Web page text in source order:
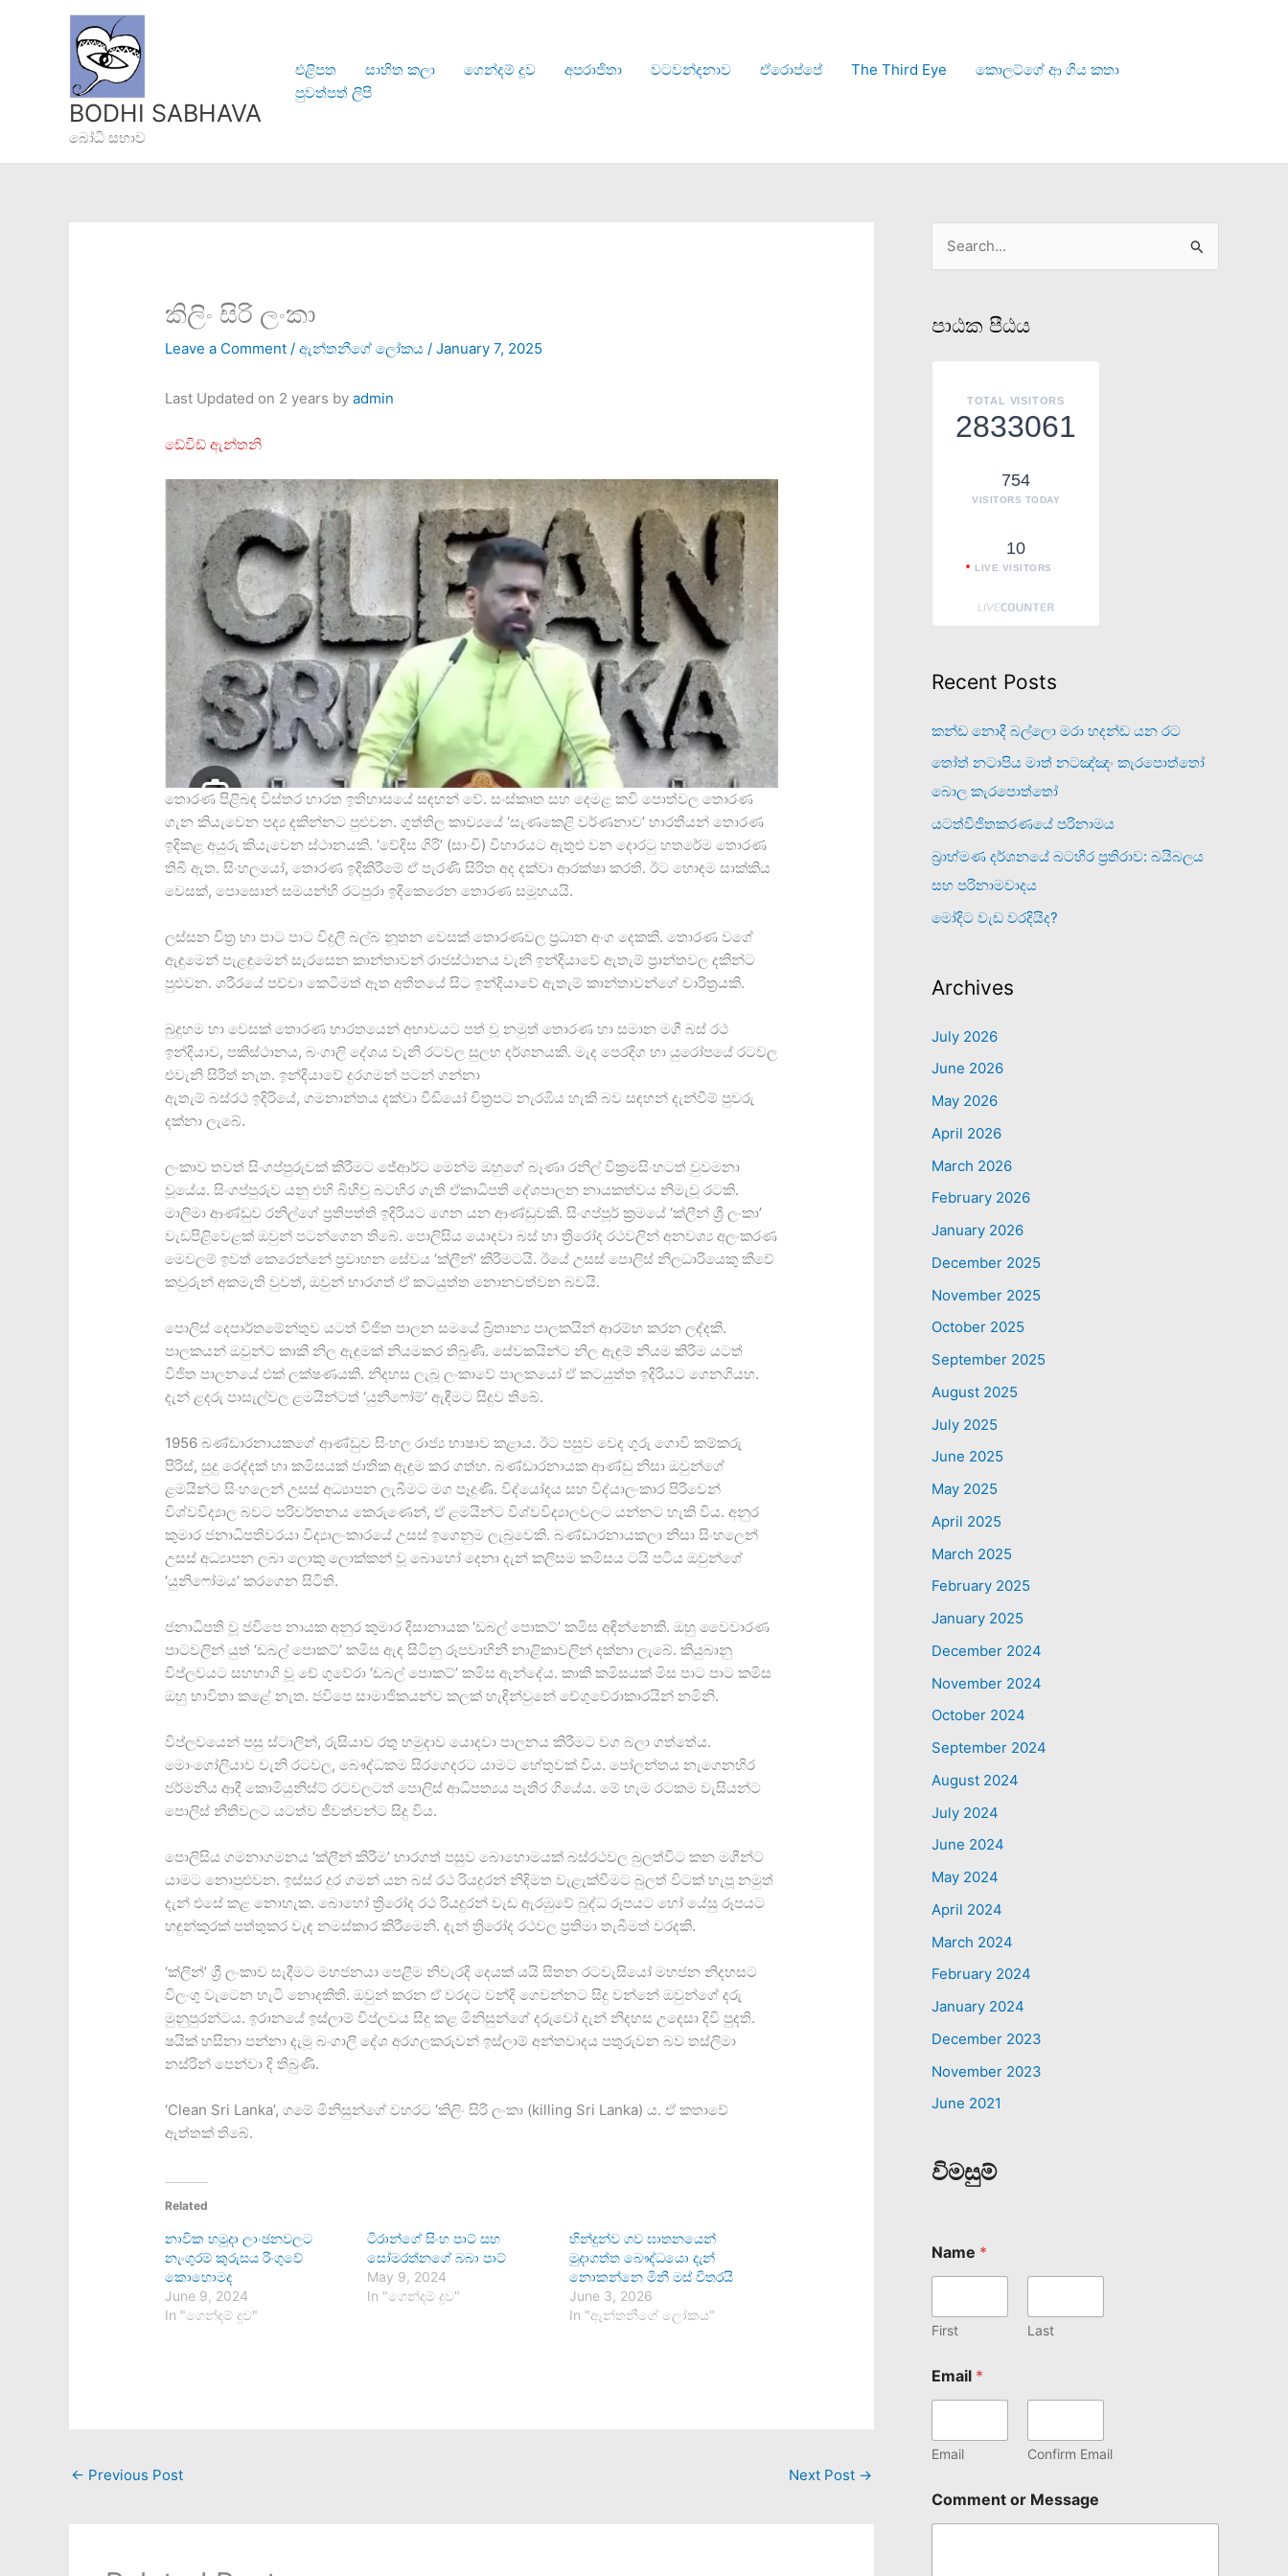
BODHI SABHAVA
බෝධි සභාව
එළිපත සාහිත කලා ගෙන්දම් දූව අපරාජිතා වටවන්දනාව ඒරොප්පේ The Third Eye
කොලට්ගේ ආ ගිය කතා
පුවත්පත් ලිපි
කිලිං සිරි ලංකා
Leave a Comment /ඇන්තනීගේ ලෝකය /January 7, 2025
Last Updated on 2 years byadmin
ඩේවිඩ් ඇන්තනි
තොරණ පිළිබඳ විස්තර භාරත ඉතිහාසයේ සඳහන් වේ. සංස්කෘත සහ දෙමළ කවි පොත්වල තොරණ
ගැන කියැවෙන පද්‍ය දකින්නට පුළුවන. ගුත්තිල කාව්‍යයේ ‘සැණකෙළි වර්ණනාව’ භාරතීයන් තොරණ
ඉදිකළ අයුරු කියැවෙන ස්ථානයකි. ‘වේදිස ගිරි’ (සාංචි) විහාරයට ඇතුළු වන දොරටු හතරේම තොරණ
තිබී ඇත. සිංහලයෝ, තොරණ ඉදිකිරීමේ ඒ පැරණි සිරිත අද දක්වා ආරක්ෂා කරති. ඊට හොඳම සාක්කිය
වෙසක්, පොසොන් සමයන්හි රටපුරා ඉදිකෙරෙන තොරණ සමූහයයි.
ලස්සන චිත්‍ර හා පාට පාට විදුලි බල්බ නූතන වෙසක් තොරණවල ප්‍රධාන අංග දෙකකි. තොරණ වගේ
ඇඳුමෙන් පැළඳුමෙන් සැරසෙන කාන්තාවන් රාජස්ථානය වැනි ඉන්දියාවේ ඇතැම් ප්‍රාන්තවල දකින්ට
පුළුවන. ශරීරයේ පච්චා කෙටීමත් ඈත අතීතයේ සිට ඉන්දියාවේ ඇතැම් කාන්තාවන්ගේ චාරිත්‍රයකි.
බුදුහම හා වෙසක් තොරණ භාරතයෙන් අභාවයට පත් වූ නමුත් තොරණ හා සමාන මගී බස් රථ
ඉන්දියාව, පකිස්ථානය, බංගාලි දේශය වැනි රටවල සුලභ දර්ශනයකි. මැද පෙරදිග හා යුරෝපයේ රටවල
එවැනි සිරිත් නැත. ඉන්දියාවේ දුරගමන් පටන් ගන්නා
ඇතැම් බස්රථ ඉදිරියේ, ගමනාන්තය දක්වා වීඩියෝ චිත්‍රපට නැරඹිය හැකි බව සඳහන් දැන්වීම් පුවරු
දක්නා ලැබේ.
ලංකාව තවත් සිංගප්පුරුවක් කිරීමට ජේආර්ට මෙන්ම ඔහුගේ බෑණා රනිල් වික්‍රමසිංහටත් වුවමනා
වූයේය. සිංගප්පුරුව යනු එහි බිහිවු බටහිර ගැති ඒකාධිපති දේශපාලන නායකත්වය නිමැවූ රටකි.
මාලිමා ආණ්ඩුව රනිල්ගේ ප්‍රතිපත්ති ඉදිරියට ගෙන යන ආණ්ඩුවකි. සිංගප්පූර් ක්‍රමයේ ‘ක්ලීන් ශ්‍රී ලංකා’
වැඩපිළිවෙළක් ඔවුන් පටන්ගෙන තිබේ. පොලිසිය යොදවා බස් හා ත්‍රිරෝද රථවලින් අනවශ්‍ය අලංකරණ
මෙවලම් ඉවත් කෙරෙන්නේ ප්‍රවාහන සේවය ‘ක්ලීන්’ කිරීමටයි. ඊයේ උසස් පොලිස් නිලධාරියෙකු කීවේ
කවුරුන් අකමැති වුවත්, ඔවුන් භාරගත් ඒ කටයුත්ත නොනවත්වන බවයි.
පොලිස් දෙපාර්තමේන්තුව යටත් විජිත පාලන සමයේ බ්‍රිතාන්‍ය පාලකයින් ආරම්භ කරන ලද්දකි.
පාලකයන් ඔවුන්ට කාකි නිල ඇඳුමක් නියමකර තිබුණි. සේවකයින්ට නිල ඇඳුම් නියම කිරීම යටත්
විජිත පාලනයේ එක් ලක්ෂණයකි. නිදහස ලැබූ ලංකාවේ පාලකයෝ ඒ කටයුත්ත ඉදිරියට ගෙනගියහ.
දැන් ළදරු පාසැල්වල ළමයින්ටත් ‘යුනිෆෝම්’ ඇඳීමට සිදුව තිබේ.
1956 බණ්ඩාරනායකගේ ආණ්ඩුව සිංහල රාජ්‍ය භාෂාව කළාය. ඊට පසුව වෙද ගුරු ගොවි කම්කරු
පිරිස්, සුදු රෙද්දක් හා කමිසයක් ජාතික ඇඳුම කර ගත්හ. බණ්ඩාරනායක ආණ්ඩු නිසා ඔවුන්ගේ
ළමයින්ට සිංහලෙන් උසස් අධ්‍යාපන ලැබීමට මග පෑදුණි. විද්යෝදය සහ විද්යාලංකාර පිරිවෙන්
විශ්වවිද්‍යාල බවට පරිවර්තනය කෙරුණෙන්, ඒ ළමයින්ට විශ්වවිද්‍යාලවලට යන්නට හැකි විය. අනුර
කුමාර ජනාධිපතිවරයා විද්‍යාලංකාරයේ උසස් ඉගෙනුම ලැබුවෙකි. බණ්ඩාරනායකලා නිසා සිංහලෙන්
උසස් අධ්‍යාපන ලබා ලොකු ලොක්කන් වූ බොහෝ දෙනා දැන් කලිසම කමිසය ටයි පටිය ඔවුන්ගේ
‘යුනිෆෝමය’ කරගෙන සිටිති.
ජනාධිපති වූ ජවිපෙ නායක අනුර කුමාර දිසානායක ‘ඩබල් පොකට්’ කමිස අඳින්නෙකි. ඔහු වෛවාරණ
පාටවලින් යුත් ‘ඩබල් පොකට්’ කමිස ඇඳ සිටිනු රූපවාහිනී නාළිකාවලින් දක්නා ලැබේ. කියුබානු
විප්ලවයට සහභාගි වූ චේ ගුවේරා ‘ඩබල් පොකට්’ කමිස ඇන්දේය. කාකි කමිසයක් මිස පාට පාට කමිස
ඔහු භාවිතා කළේ නැත. ජවිපෙ සාමාජිකයන්ව කලක් හැඳින්වුනේ චේගුවේරාකාරයින් නමිනි.
විප්ලවයෙන් පසු ස්ටාලින්, රුසියාව රතු හමුදාව යොදවා පාලනය කිරීමට වග බලා ගත්තේය.
මොංගෝලියාව වැනි රටවල, බෞද්ධකම සිරගෙදරට යාමට හේතුවක් විය. පෝලන්තය නැගෙනහිර
ජර්මනිය ආදී කොමියුනිස්ට් රටවලටත් පොලිස් ආධිපත්‍යය පැතිර ගියේය. මේ හැම රටකම වැසියන්ට
පොලිස් නීතිවලට යටත්ව ජීවත්වන්ට සිදු විය.
පොලිසිය ගමනාගමනය ‘ක්ලීන් කිරීම’ භාරගත් පසුව බොහොමයක් බස්රථවල බුලත්විට කන මගීන්ට
යාමට නොපුළුවන. ඉස්සර දුර ගමන් යන බස් රථ රියදුරන් නිදිමත වැළැක්වීමට බුලත් විටක් හැපූ නමුත්
දැන් එසේ කළ නොහැක. බොහෝ ත්‍රිරෝද රථ රියදුරන් වැඩ ඇරඹුවේ බුද්ධ රූපයට හෝ යේසු රූපයට
හඳුන්කුරක් පත්තුකර වැඳ නමස්කාර කිරීමෙනි. දැන් ත්‍රිරෝද රථවල ප්‍රතිමා තැබීමත් වරදකි.
‘ක්ලීන්’ ශ්‍රී ලංකාව සැදීමට මහජනයා පෙළීම නිවැරදි දෙයක් යයි සිතන රටවැසියෝ මහජන නිදහසට
විලංගු වැටෙන හැටි නොදකිති. ඔවුන් කරන ඒ වරදට වන්දි ගෙවන්නට සිදු වන්නේ ඔවුන්ගේ දරු
මුනුපුරන්ටය. ඉරානයේ ඉස්ලාම් විප්ලවය සිදු කළ මිනිසුන්ගේ දරුවෝ දැන් නිදහස උදෙසා දිවි පුදති.
ෂයික් හසිනා පන්නා දැමූ බංගාලි දේශ අරගලකරුවන් ඉස්ලාම් අන්තවාදය පතුරුවන බව තස්ලිමා
නස්රින් පෙන්වා දි තිබුණි.
‘Clean Sri Lanka’, ගමේ මිනිසුන්ගේ වහරට ‘කිලිං සිරි ලංකා (killing Sri Lanka) ය. ඒ කතාවේ
ඇත්තක් තිබේ.
Related
නාවික හමුදා ලාංඡනවලට
නැංගුරම් කුරුසය රිංගුවේ
කොහොමද
June 9, 2024
In "ගෙන්දම් දූව"
ටිරාන්ගේ සිංහ පාට් සහ
සෝමරත්නගේ බබා පාට්
May 9, 2024
In "ගෙන්දම් දූව"
හින්දුන්ව ගව ඝාතනයෙන්
මුදාගත්ත බෞද්ධයො දැන්
නොකන්නෙ මිනී මස් විතරයි
June 3, 2026
In "ඇන්තනීගේ ලෝකය"
← Previous Post Next Post →
r
c
පාඨක පීඨය
TOTAL VISITORS
2833061
754
VISITORS TODAY
10
LIVE VISITORS
Recent Posts
කන්ඩ නොදී බල්ලො මරා හදන්ඩ යන රට
තෝත් නටාපිය මාත් නටඤ්ඤං කැරපොත්තෝ
බොල කැරපොත්තෝ
යටත්විජිතකරණයේ පරිනාමය
බ්‍රාහ්මණ දර්ශනයේ බටහිර ප්‍රතිරාව: බයිබලය
සහ පරිනාමවාදය
මෝදිට වැඩ වරදියිද?
Archives
July 2026
June 2026
May 2026
April 2026
March 2026
February 2026
January 2026
December 2025
November 2025
October 2025
September 2025
August 2025
July 2025
June 2025
May 2025
April 2025
March 2025
February 2025
January 2025
December 2024
November 2024
October 2024
September 2024
August 2024
July 2024
June 2024
May 2024
April 2024
March 2024
February 2024
January 2024
December 2023
November 2023
June 2021
විමසුම්
Name *
First Last
Email *
Email Confirm Email
Comment or Message